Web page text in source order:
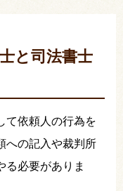
と司法書士
て依頼人の行為を
への記入や裁判所
る必要がありま